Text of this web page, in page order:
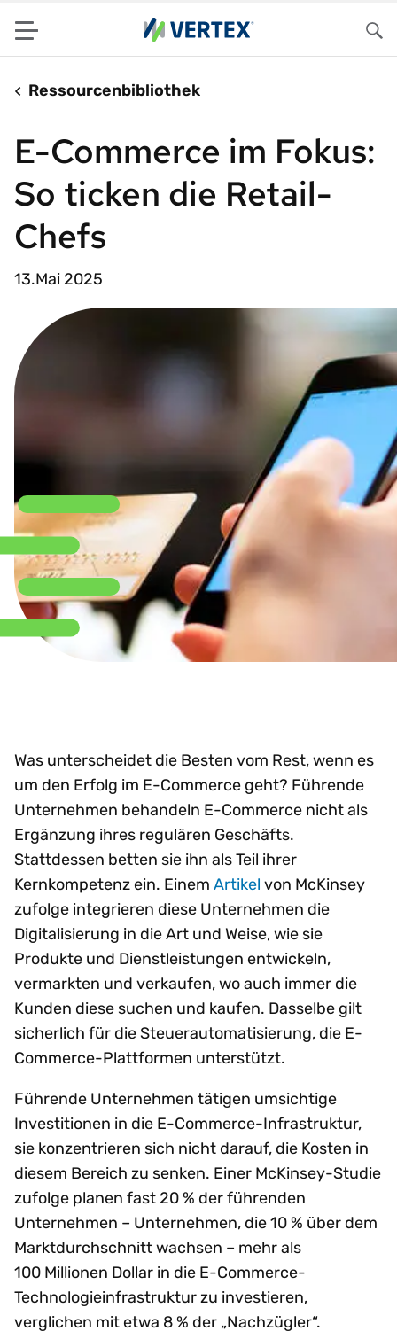
Menu
Ressourcenbibliothek
E-Commerce im Fokus:
So ticken die Retail-
Chefs
13.Mai 2025
Was unterscheidet die Besten vom Rest, wenn es
um den Erfolg im E-Commerce geht? Führende
Unternehmen behandeln E-Commerce nicht als
Ergänzung ihres regulären Geschäfts.
Stattdessen betten sie ihn als Teil ihrer
Kernkompetenz ein. Einem Artikel von McKinsey
zufolge integrieren diese Unternehmen die
Digitalisierung in die Art und Weise, wie sie
Produkte und Dienstleistungen entwickeln,
vermarkten und verkaufen, wo auch immer die
Kunden diese suchen und kaufen. Dasselbe gilt
sicherlich für die Steuerautomatisierung, die E-
Commerce-Plattformen unterstützt.
Führende Unternehmen tätigen umsichtige
Investitionen in die E-Commerce-Infrastruktur,
sie konzentrieren sich nicht darauf, die Kosten in
diesem Bereich zu senken. Einer McKinsey-Studie
zufolge planen fast 20 % der führenden
Unternehmen – Unternehmen, die 10 % über dem
Marktdurchschnitt wachsen – mehr als
100 Millionen Dollar in die E-Commerce-
Technologieinfrastruktur zu investieren,
verglichen mit etwa 8 % der „Nachzügler“.